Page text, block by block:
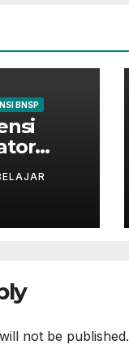
BNSP
di
not be published.